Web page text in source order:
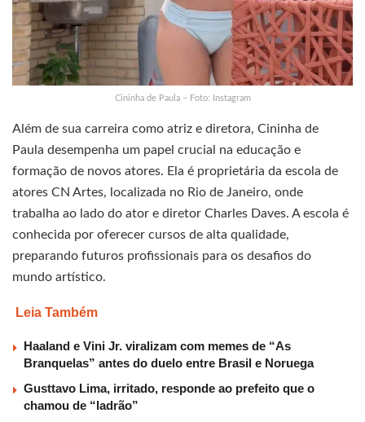
Cininha de Paula – Foto: Instagram
Além de sua carreira como atriz e diretora, Cininha de
Paula desempenha um papel crucial na educação e
formação de novos atores. Ela é proprietária da escola de
atores CN Artes, localizada no Rio de Janeiro, onde
trabalha ao lado do ator e diretor Charles Daves. A escola é
conhecida por oferecer cursos de alta qualidade,
preparando futuros profissionais para os desafios do
mundo artístico.
Leia Também
Haaland e Vini Jr. viralizam com memes de “As
Branquelas” antes do duelo entre Brasil e Noruega
Gusttavo Lima, irritado, responde ao prefeito que o
chamou de “ladrão”